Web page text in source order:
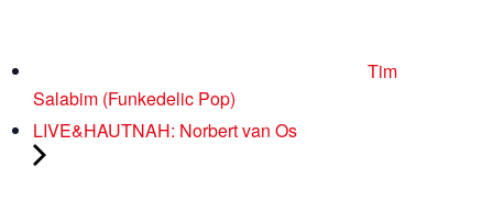
Tim
Salabim (Funkedelic Pop)
LIVE&HAUTNAH: Norbert van Os